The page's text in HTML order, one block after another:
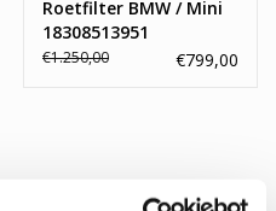
Roetfilter BMW / Mini
18308513951
€1.250,00 €799,00